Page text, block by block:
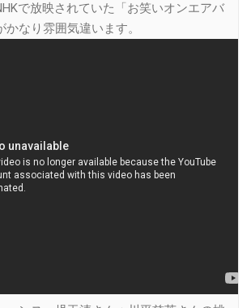
で放映されていた「お笑いオンエアバ
かなり雰囲気違います。